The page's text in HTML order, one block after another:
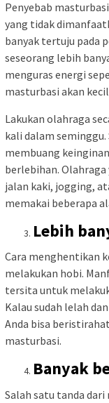
Penyebab
yang tidak
banyak tertuju pada
seseorang lebih
menguras energi
masturbasi akan
Lakukan olahraga
kali dalam seminggu.
membuang
berlebihan.
jalan kaki, jogging,
memakai beberapa
Lebih
Cara menghentikan
melakukan hobi.
tersita untuk
Kalau sudah lelah
Anda bisa
masturbasi.
Banyak
Salah satu tanda dari